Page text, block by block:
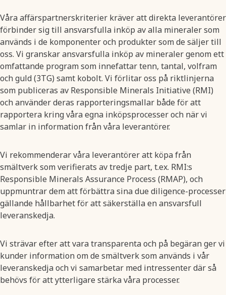
Våra affärspartnerskriterier kräver att direkta leverantörer
förbinder sig till ansvarsfulla inköp av alla mineraler som
används i de komponenter och produkter som de säljer till
oss. Vi granskar ansvarsfulla inköp av mineraler genom ett
omfattande program som innefattar tenn, tantal, volfram
och guld (3TG) samt kobolt. Vi förlitar oss på riktlinjerna
som publiceras av Responsible Minerals Initiative (RMI)
och använder deras rapporteringsmallar både för att
rapportera kring våra egna inköpsprocesser och när vi
samlar in information från våra leverantörer.
Vi rekommenderar våra leverantörer att köpa från
smältverk som verifierats av tredje part, t.ex. RMI:s
Responsible Minerals Assurance Process (RMAP), och
uppmuntrar dem att förbättra sina due diligence-processer
gällande hållbarhet för att säkerställa en ansvarsfull
leveranskedja.
Vi strävar efter att vara transparenta och på begäran ger vi
kunder information om de smältverk som används i vår
leveranskedja och vi samarbetar med intressenter där så
behövs för att ytterligare stärka våra processer.